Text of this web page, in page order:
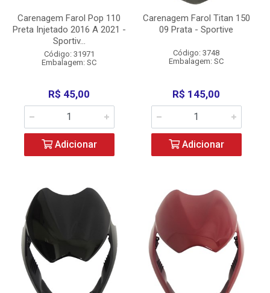
Carenagem Farol Pop 110
Preta Injetado 2016 A 2021 -
Sportiv...
Código: 31971
Embalagem: SC
R$ 45,00
Adicionar
Carenagem Farol Titan 150
09 Prata - Sportive
Código: 3748
Embalagem: SC
R$ 145,00
Adicionar